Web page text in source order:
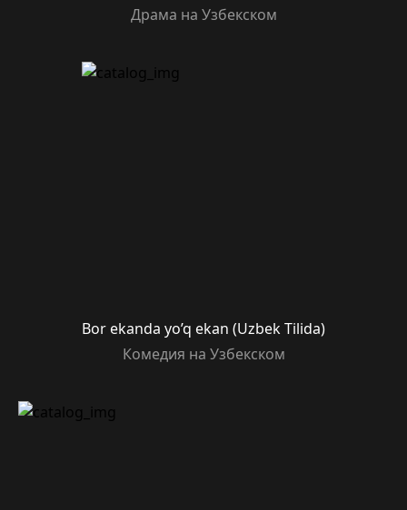
Драма на Узбекском
Bor ekanda yo’q ekan (Uzbek Tilida)
Комедия на Узбекском